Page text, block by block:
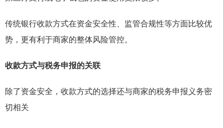
传统银行收款方式在资金安全性、监管合规性等方面比较优
势，更有利于商家的整体风险管控。
收款方式与税务申报的关联
除了资金安全，收款方式的选择还与商家的税务申报义务密
切相关